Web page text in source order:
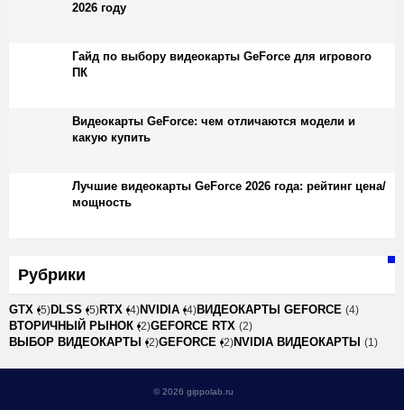
2026 году
Гайд по выбору видеокарты GeForce для игрового
ПК
Видеокарты GeForce: чем отличаются модели и
какую купить
Лучшие видеокарты GeForce 2026 года: рейтинг цена/
мощность
Рубрики
GTX (5)DLSS (5)RTX (4)NVIDIA (4)ВИДЕОКАРТЫ GEFORCE (4)
ВТОРИЧНЫЙ РЫНОК (2)GEFORCE RTX (2)
ВЫБОР ВИДЕОКАРТЫ (2)GEFORCE (2)NVIDIA ВИДЕОКАРТЫ (1)
© 2026 gippolab.ru